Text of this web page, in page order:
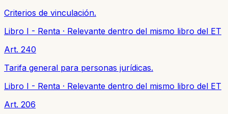
Criterios de vinculación.
Libro I - Renta · Relevante dentro del mismo libro del ET
Art. 240
Tarifa general para personas jurídicas.
Libro I - Renta · Relevante dentro del mismo libro del ET
Art. 206